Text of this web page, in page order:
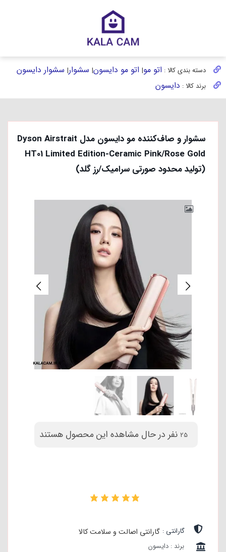
دسته بندی کالا : اتو مو| اتو مو دایسون| سشوار| سشوار دایسون
برند کالا : دایسون
سشوار و صاف‌کننده مو دایسون مدل Dyson Airstrait
HT01 Limited Edition-Ceramic Pink/Rose Gold
(تولید محدود صورتی سرامیک/رز گلد)
25 نفر در حال مشاهده این محصول هستند
گارانتی : گارانتی اصالت و سلامت کالا
برند : دایسون